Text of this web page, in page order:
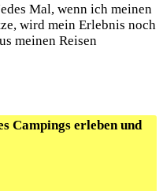
Mal, wenn ich meinen
wird mein Erlebnis noch
meinen Reisen
Campings erleben und